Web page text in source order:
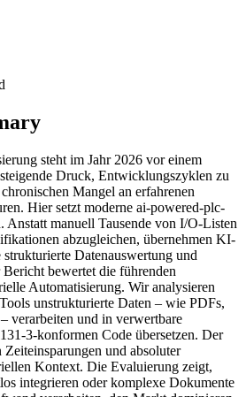
steht im Jahr 2026 vor einem
Druck, Entwicklungszyklen zu
Mangel an erfahrenen
Hier setzt moderne ai-powered-plc-
Anstatt manuell Tausende von I/O-Listen
abzugleichen, übernehmen KI-
strukturierte Datenauswertung und
bewertet die führenden
Automatisierung. Wir analysieren
unstrukturierte Daten – wie PDFs,
verarbeiten und in verwertbare
3-konformen Code übersetzen. Der
und absoluter
Kontext. Die Evaluierung zeigt,
integrieren oder komplexe Dokumente